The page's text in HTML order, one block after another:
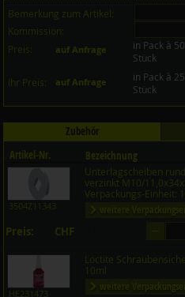
Bemerkung zum Artikel:
Kommission:
Preis:
auf Anfrage
in Pack à 50
Stück
Ihr Preis: auf Anfrage
in Pack à 25
Stück
Zubehör
Artikel-Nr.
Bezeichnung
3504Z11343
Unterlagscheiben
verzinkt M10/
Verpackungs-Einheit:
weitere
Preis: CHF
HE231473
Loctite
10ml
weitere